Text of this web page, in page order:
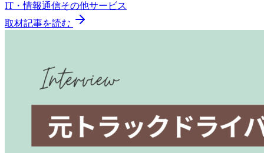
IT・情報通信その他サービス
取材記事を読む